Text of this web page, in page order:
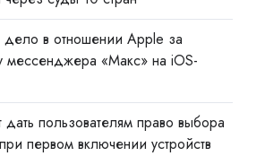
в отношении Apple за
мессенджера «Макс» на iOS-
пользователям право выбора
первом включении устройств